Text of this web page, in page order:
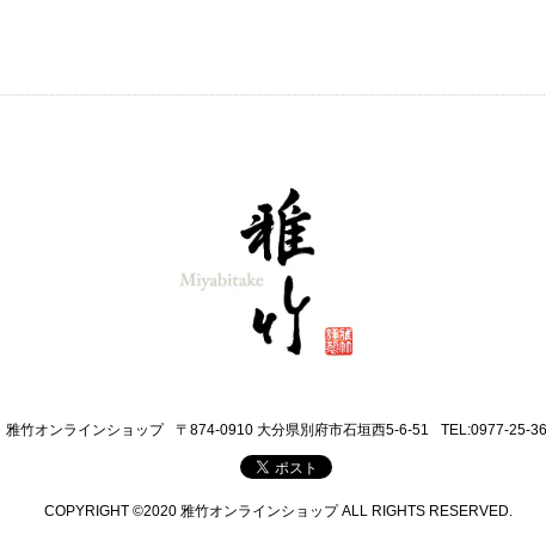
雅竹オンラインショップ 〒874-0910 大分県別府市石垣西5-6-51 TEL:0977-25-
COPYRIGHT ©2020 雅竹オンラインショップ ALL RIGHTS RESERVED.